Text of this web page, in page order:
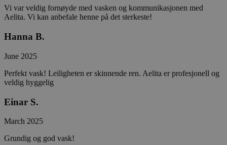
Vi var veldig fornøyde med vasken og kommunikasjonen med
Aelita. Vi kan anbefale henne på det sterkeste!
Hanna B.
June 2025
Perfekt vask! Leiligheten er skinnende ren. Aelita er profesjonell og
veldig hyggelig
Einar S.
March 2025
Grundig og god vask!